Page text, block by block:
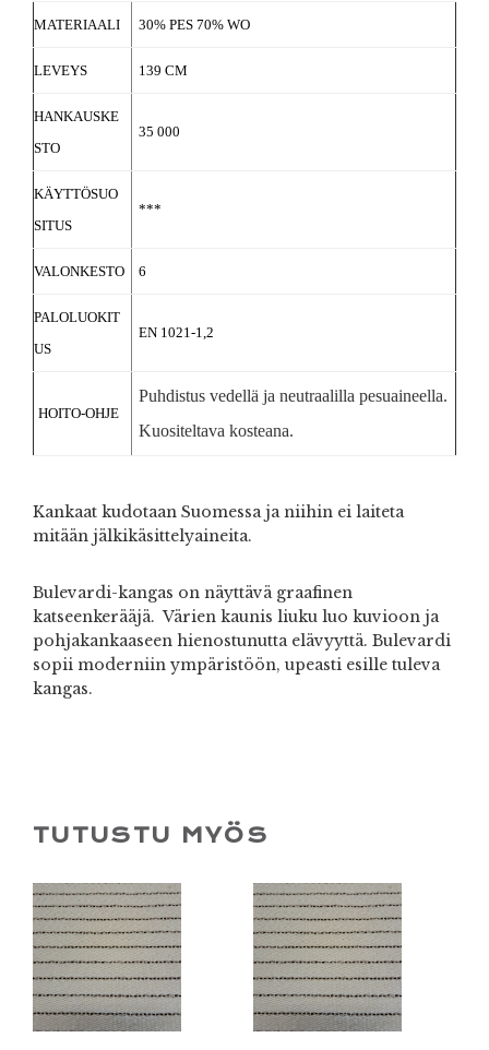
MATERIAALI 30% PES 70% WO
LEVEYS 139 CM
HANKAUSKE
STO
35 000
KÄYTTÖSUO
SITUS
***
VALONKESTO 6
PALOLUOKIT
US
EN 1021-1,2
HOITO-OHJE
Puhdistus vedellä ja neutraalilla pesuaineella.
Kuositeltava kosteana.
Kankaat kudotaan Suomessa ja niihin ei laiteta
mitään jälkikäsittelyaineita.
Bulevardi-kangas on näyttävä graafinen
katseenkerääjä. Värien kaunis liuku luo kuvioon ja
pohjakankaaseen hienostunutta elävyyttä. Bulevardi
sopii moderniin ympäristöön, upeasti esille tuleva
kangas.
TUTUSTU MYÖS